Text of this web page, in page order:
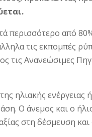
περισσότερο από
τις εκπομπές
τις Ανανεώσιμες
ηλιακής
Ο άνεμος και ο
στη δέσμευση